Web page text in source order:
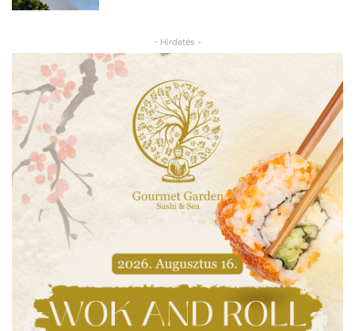
- Hirdetés -